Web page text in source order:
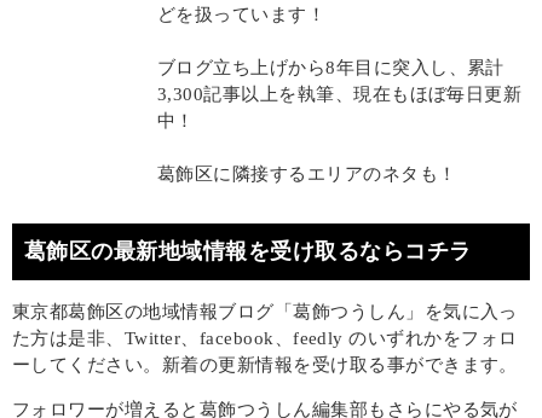
どを扱っています！
ブログ立ち上げから8年目に突入し、累計
3,300記事以上を執筆、現在もほぼ毎日更新
中！
葛飾区に隣接するエリアのネタも！
葛飾区の最新地域情報を受け取るならコチラ
東京都葛飾区の地域情報ブログ「葛飾つうしん」を気に入っ
た方は是非、Twitter、facebook、feedly のいずれかをフォロ
ーしてください。新着の更新情報を受け取る事ができます。
フォロワーが増えると葛飾つうしん編集部もさらにやる気が